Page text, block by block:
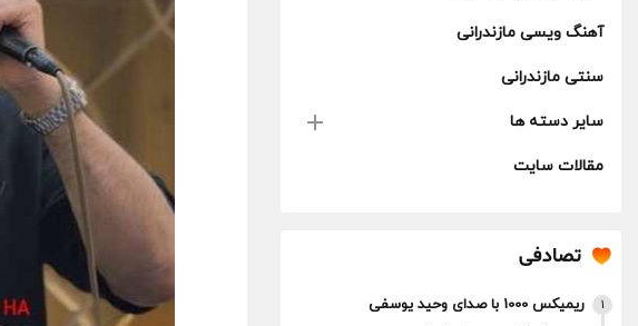
آهنگ ویسی مازندرانی
سنتی مازندرانی
سایر دسته ها
مقالات سایت
تصادفی
1 ریمیکس 1000 با صدای وحید یوسفی